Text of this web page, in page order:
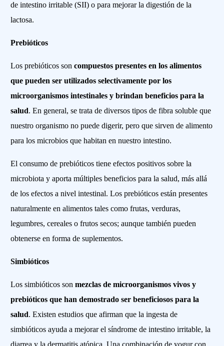
de intestino irritable (SII) o para mejorar la digestión de la
lactosa.
Prebióticos
Los prebióticos soncompuestos presentes en los alimentos
que pueden ser utilizados selectivamente por los
microorganismos intestinales y brindan beneficios para la
salud. En general, se trata de diversos tipos de fibra soluble que
nuestro organismo no puede digerir, pero que sirven de alimento
para los microbios que habitan en nuestro intestino.
El consumo de prebióticos tiene efectos positivos sobre la
microbiota y aporta múltiples beneficios para la salud, más allá
de los efectos a nivel intestinal. Los prebióticos están presentes
naturalmente en alimentos tales como frutas, verduras,
legumbres, cereales o frutos secos; aunque también pueden
obtenerse en forma de suplementos.
Simbióticos
Los simbióticos sonmezclas de microorganismos vivos y
prebióticos que han demostrado ser beneficiosos para la
salud. Existen estudios que afirman que la ingesta de
simbióticos ayuda a mejorar el síndrome de intestino irritable, la